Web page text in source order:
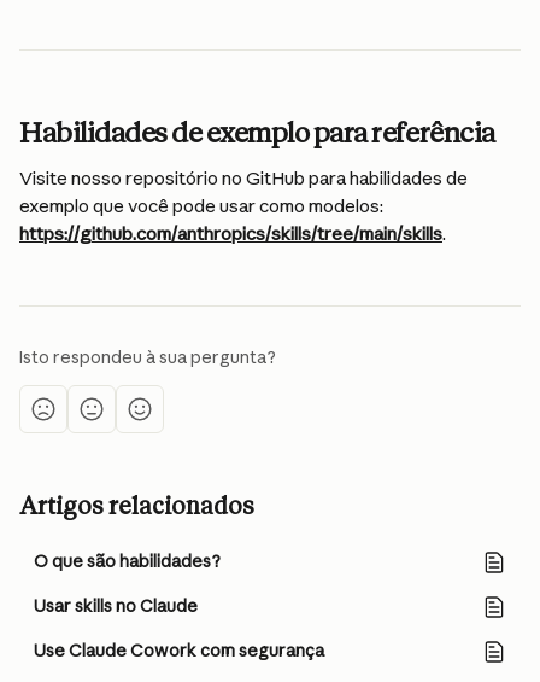
Habilidades de exemplo para referência
Visite nosso repositório no GitHub para habilidades de
exemplo que você pode usar como modelos:
https://github.com/anthropics/skills/tree/main/skills.
Isto respondeu à sua pergunta?
Artigos relacionados
O que são habilidades?
Usar skills no Claude
Use Claude Cowork com segurança